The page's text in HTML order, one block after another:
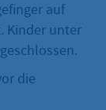
auf
Kinder unter
die